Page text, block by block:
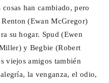
han cambiado, pero
(Ewan McGregor)
su hogar. Spud (Ewen
y Begbie (Robert
viejos amigos también
la venganza, el odio,